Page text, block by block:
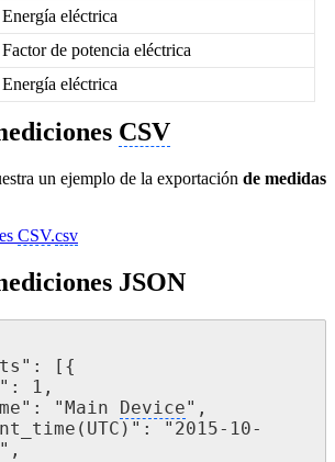
Energía eléctrica
Factor de potencia eléctrica
Energía eléctrica
CSV
un ejemplo de la exportación de medidas
CSV.csv
JSON
"Main
Device",